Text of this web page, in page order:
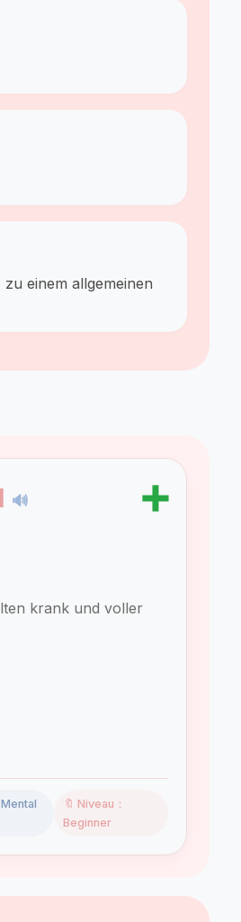
einem allgemeinen
🔊 ➕
krank und voller
🔖 Niveau：
Beginner